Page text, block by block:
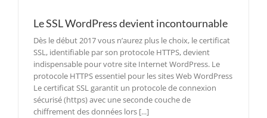
Le SSL WordPress devient incontournable
Dès le début 2017 vous n’aurez plus le choix, le certificat
SSL, identifiable par son protocole HTTPS, devient
indispensable pour votre site Internet WordPress. Le
protocole HTTPS essentiel pour les sites Web WordPress
Le certificat SSL garantit un protocole de connexion
sécurisé (https) avec une seconde couche de
chiffrement des données lors [...]